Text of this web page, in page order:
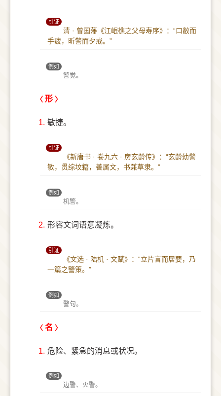
引证
清 · 曾国藩《江岷樵之父母寿序》：“口敝而
手疲，昕警而夕戒。”
例如
警觉。
形
1. 敏捷。
引证
《新唐书 · 卷九六 · 房玄龄传》：“玄龄幼警
敏，贯综坟籍，善属文，书兼草隶。”
例如
机警。
2. 形容文词语意凝炼。
引证
《文选 · 陆机 · 文赋》：“立片言而居要，乃
一篇之警策。”
例如
警句。
名
1. 危险、紧急的消息或状况。
例如
边警、火警。